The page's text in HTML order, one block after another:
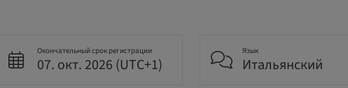
Окончательный срок регистрации
07. окт. 2026 (UTC+1)
Язык
Итальянский